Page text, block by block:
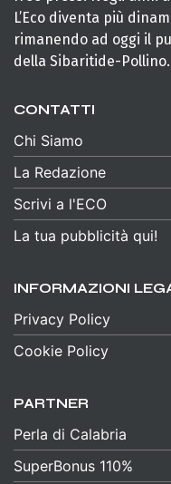
L’Eco diventa più
rimanendo ad oggi il
della Sibaritide-Pollino.
CONTATTI
Chi Siamo
La Redazione
Scrivi a l'ECO
La tua pubblicità qui!
INFORMAZIONI
Privacy Policy
Cookie Policy
PARTNER
Perla di Calabria
SuperBonus 110%